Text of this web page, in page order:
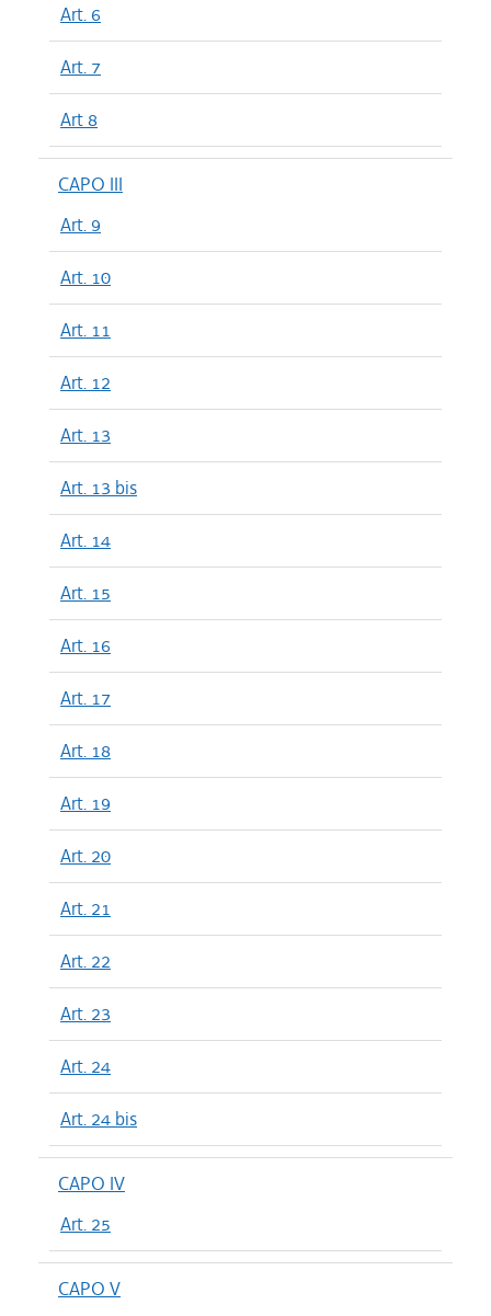
Art. 6
Art. 7
Art 8
CAPO III
Art. 9
Art. 10
Art. 11
Art. 12
Art. 13
Art. 13 bis
Art. 14
Art. 15
Art. 16
Art. 17
Art. 18
Art. 19
Art. 20
Art. 21
Art. 22
Art. 23
Art. 24
Art. 24 bis
CAPO IV
Art. 25
CAPO V